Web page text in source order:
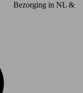
Bezorging in NL &